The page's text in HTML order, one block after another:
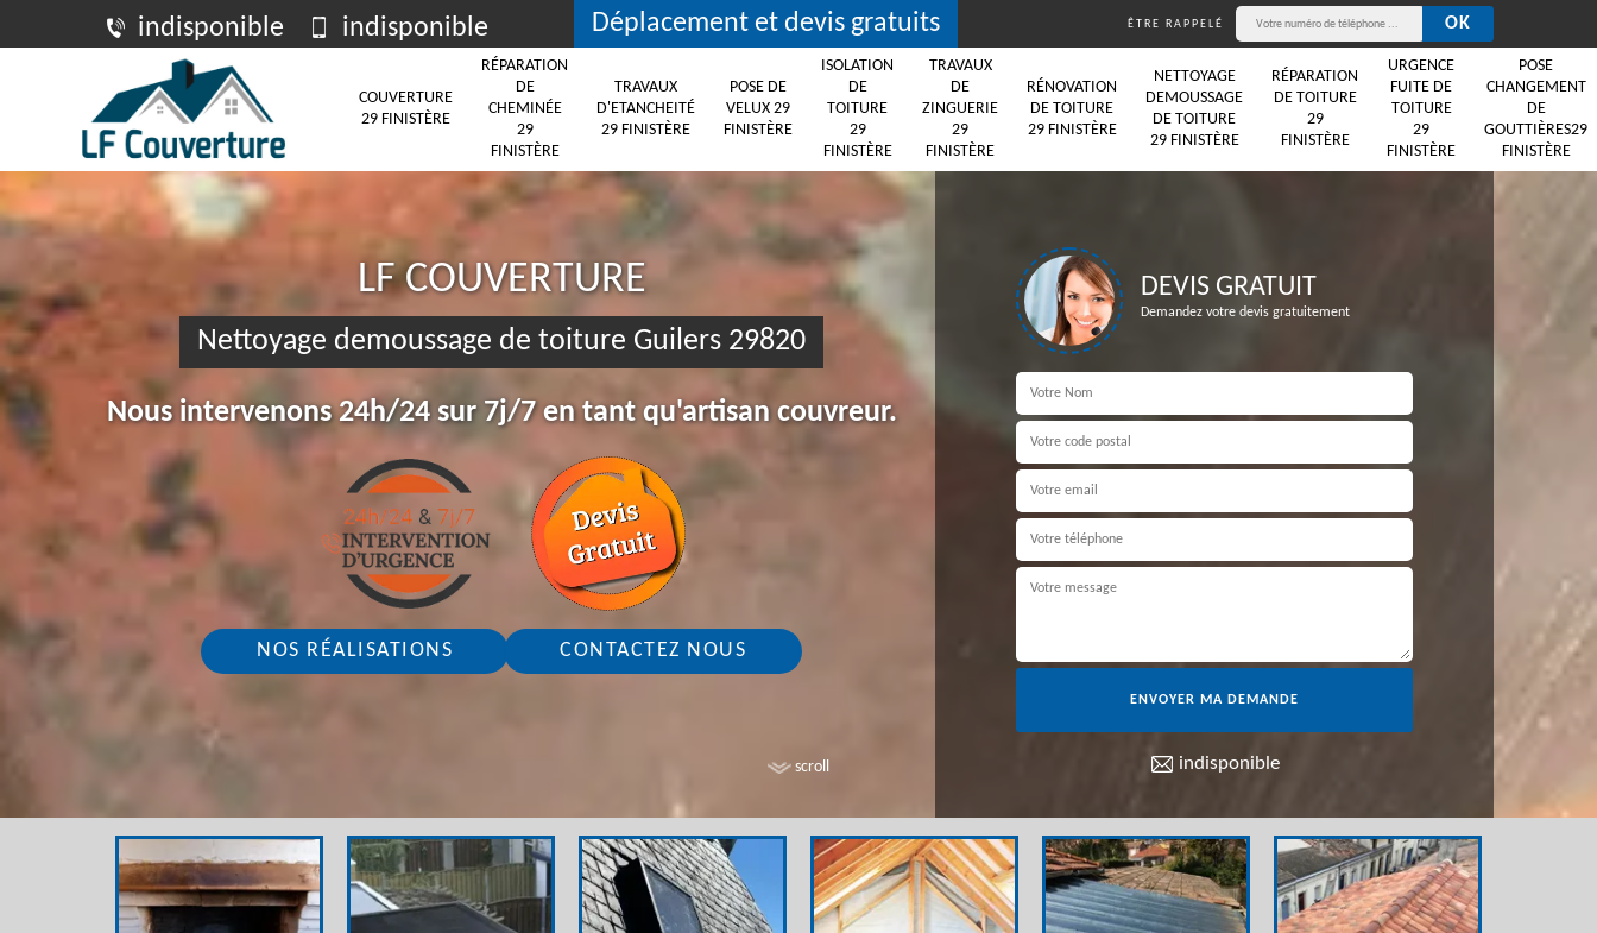
indisponible indisponible Déplacement et devis gratuits ÊTRE RAPPELÉ
COUVERTURE
29 FINISTÈRE
RÉPARATION
DE
CHEMINÉE
29
FINISTÈRE
TRAVAUX
D'ETANCHEITÉ
29 FINISTÈRE
POSE DE
VELUX 29
FINISTÈRE
ISOLATION
DE
TOITURE
29
FINISTÈRE
TRAVAUX
DE
ZINGUERIE
29
FINISTÈRE
RÉNOVATION
DE TOITURE
29 FINISTÈRE
NETTOYAGE
DEMOUSSAGE
DE TOITURE
29 FINISTÈRE
RÉPARATION
DE TOITURE
29
FINISTÈRE
URGENCE
FUITE DE
TOITURE
29
FINISTÈRE
POSE
CHANGEMENT
DE
GOUTTIÈRES29
FINISTÈRE
scroll
LF COUVERTURE
Nettoyage demoussage de toiture Guilers 29820
Nous intervenons 24h/24 sur 7j/7 en tant qu'artisan couvreur.
NOS RÉALISATIONS CONTACTEZ NOUS
DEVIS GRATUIT
Demandez votre devis gratuitement
indisponible